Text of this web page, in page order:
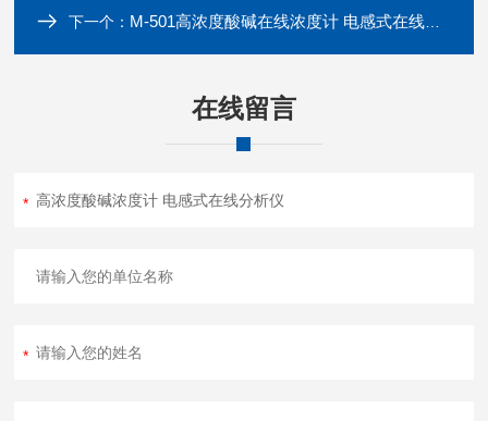
下一个： M-501高浓度酸碱在线浓度计 电感式在线分析仪
在线留言